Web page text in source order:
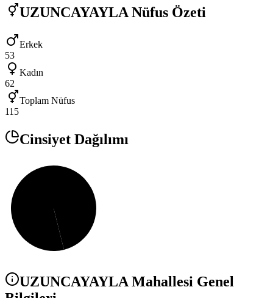
UZUNCAYAYLA Nüfus Özeti
Erkek
53
Kadın
62
Toplam Nüfus
115
Cinsiyet Dağılımı
UZUNCAYAYLAMahallesi Genel